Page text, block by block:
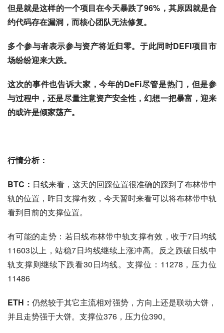
但是就是这样的一个项目在今天暴跌了96%，其原因就是合
约代码存在漏洞，而核心团队无法修复。
多个参与者表示参与资产将近归零。于此同时DEFI项目市
场纷纷迎来大跌。
这次的事件也告诉大家，今年的DeFi尽管是热门，但是参
与过程中，还是尽量注意资产安全性，幻想一把暴富，迎来
的或许是倾家荡产。
行情分析：
BTC： 日线来看，这天的回踩位置很准确的踩到了布林带中
轨的位置，昨日支撑有效，今天暂时来看可以将布林带中轨
看到目前的支撑位置。
有可能的走势：若日线布林带中轨支撑有效，收于7日均线
11603以上，站稳7日均线继续上涨冲高。反之跌破日线中
轨支撑则继续下跌看30日均线。支撑位：11278，压力位
11486
ETH：仍然较于其它主流相对强势，方向上还是联动大饼，
并且走势强于大饼。支撑位376，压力位390。